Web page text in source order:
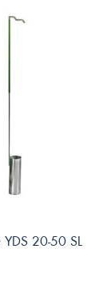
20-50 SL